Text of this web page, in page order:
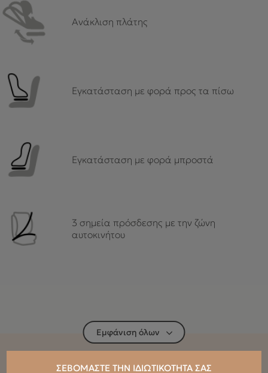
Εμφάνιση όλων
Ανάκλιση πλάτης
Εγκατάσταση με φoρά προς τα πίσω
Εγκατάσταση με φορά μπροστά
3 σημεία πρόσδεσης με την ζώνη
αυτοκινήτου
ΣΕΒΌΜΑΣΤΕ ΤΗΝ ΙΔΙΩΤΙΚΌΤΗΤΆ ΣΑΣ